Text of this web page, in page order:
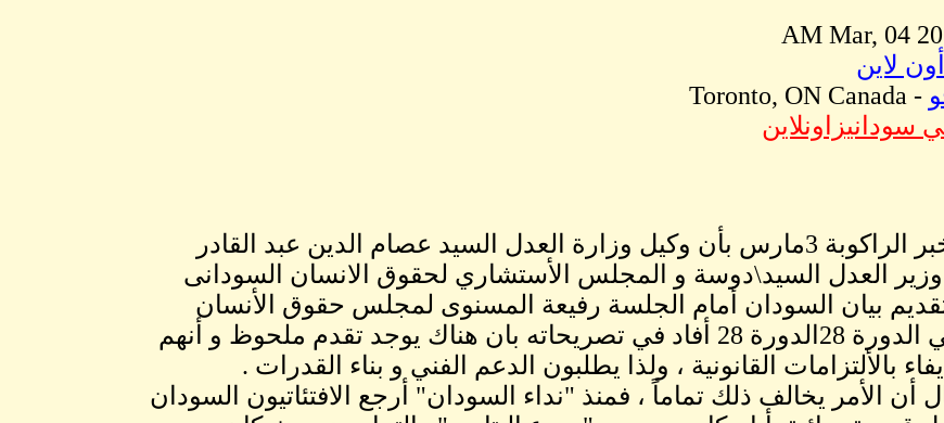
لاين
- Toronto, ON Canada
سودانيزاونلاين
جاء في خبر الراكوبة 3مارس بأن وكيل وزارة العدل السيد عصام الدين عبد القادر
وزير العدل السيد\دوسة و المجلس الأستشاري لحقوق الانسان السودانى
بيان السودان أمام الجلسة رفيعة المسنوى لمجلس حقوق الأنسان
بجنيف في الدورة 28الدورة 28 أفاد في تصريحاته بان هناك يوجد تقدم ملحوظ و أنهم
بالألتزامات القانونية ، ولذا يطلبون الدعم الفني و بناء القدرات .
أن الأمر يخالف ذلك تماماً ، فمنذ "نداء السودان" أرجع الافتئاتيون السودان